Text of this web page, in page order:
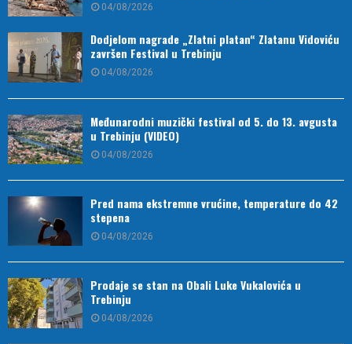
04/08/2026
Dodjelom nagrade „Zlatni platan“ Zlatanu Vidoviću
završen Festival u Trebinju
04/08/2026
Međunarodni muzički festival od 5. do 13. avgusta
u Trebinju (VIDEO)
04/08/2026
Pred nama ekstremne vrućine, temperature do 42
stepena
04/08/2026
Prodaje se stan na Obali Luke Vukalovića u
Trebinju
04/08/2026